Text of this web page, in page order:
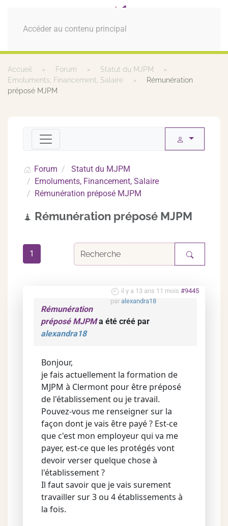
Accéder au contenu principal
MENU
Accueil Forum
Statut du MJPM
Emoluments, Financement, Salaire
Rémunération
préposé MJPM
Forum
Statut du MJPM
Emoluments, Financement, Salaire
Rémunération préposé MJPM
Rémunération préposé MJPM
1
il y a 13 ans 11 mois #9445
par alexandra18
Rémunération
préposé MJPMa été créé par
alexandra18
Bonjour,
je fais actuellement la formation de
MJPM à Clermont pour être préposé
de l'établissement ou je travail.
Pouvez-vous me renseigner sur la
façon dont je vais être payé ? Est-ce
que c'est mon employeur qui va me
payer, est-ce que les protégés vont
devoir verser quelque chose à
l'établissement ?
Il faut savoir que je vais surement
travailler sur 3 ou 4 établissements à
la fois.